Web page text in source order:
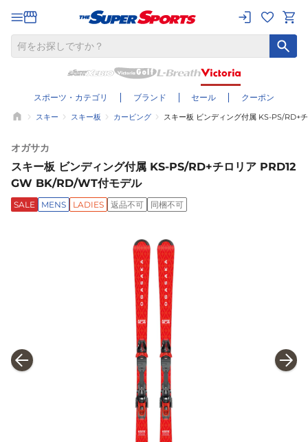
スポーツ・カテゴリ ブランド セール クーポン
スキー スキー板 カービング スキー板 ビンディング付属 KS-PS/RD+
オガサカ
スキー板 ビンディング付属 KS-PS/RD+チロリア PRD12
GW BK/RD/WT付モデル
SALE MENS LADIES 返品不可 同梱不可